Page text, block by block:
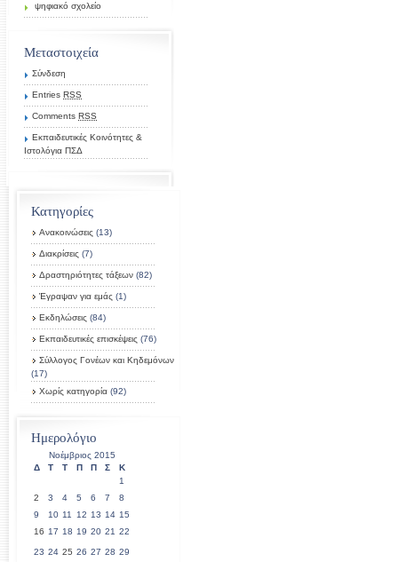
Κατηγορίες
Ανακοινώσεις (13)
Διακρίσεις (7)
Δραστηριότητες τάξεων (82)
Έγραψαν για εμάς (1)
Εκδηλώσεις (84)
Εκπαιδευτικές επισκέψεις (76)
Σύλλογος Γονέων και Κηδεμόνων
(17)
Χωρίς κατηγορία (92)
Ημερολόγιο
Νοέμβριος 2015
Δ
Τ Τ Π Π Σ
Κ
1
2
3 4 5 6 7
8
9
10 11 12 13 14 15
16 17 18 19 20 21 22
23 24 25 26 27 28 29
ψηφιακό σχολείο
Μεταστοιχεία
Σύνδεση
Entries RSS
Comments RSS
Εκπαιδευτικές Κοινότητες &
Ιστολόγια ΠΣΔ